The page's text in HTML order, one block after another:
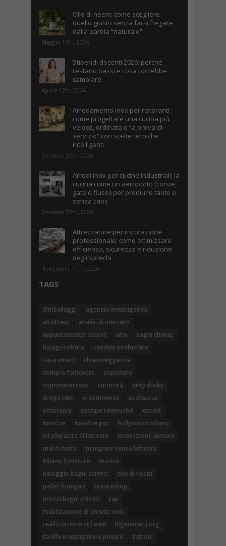
Olio di neem: come scegliere
quello giusto senza farsi fregare
dalla parola “naturale”
Maggio 15th, 2026
Stipendi docenti 2026: perché
restano bassi e cosa potrebbe
cambiare
Aprile 12th, 2026
Arredamento inox per ristoranti:
come progettare una cucina più
veloce, ordinata e “a prova di
servizio” con scelte tecniche
intelligenti
Gennaio 27th, 2026
Arredi inox per cucine industriali: la
cucina come un aeroporto (corsie,
gate e flussi) per produrre tanto e
senza caos
Gennaio 25th, 2026
Attrezzature per ristorazione
professionale: come ottimizzare
efficienza, sicurezza e riduzione
degli sprechi
Novembre 11th, 2025
TAGS
3Imballaggi
agenzia investigativa
alcol test
analisi di mercato
appuntamento escort
arte
bagni chimici
bioagricoltura
candele profumate
casa smart
chiaroveggenza
compra followers
coperture
coprimaterasso
curiosità
dirty ducks
droga test
e-commerce
ecotaurus
emicrania
energie rinnovabili
escort
finestre
finestre pvc
hollywood milano
intolleranza al lattosio
lavorazione lamiere
mal di testa
mangiare senza lattosio
Milano forniture
musica
noleggio bagni chimici
olio di neem
pallet fumigati
prestashop
prezzi bagni chimici
rap
realizzazione di un sito web
realizzazione siti web
Rigenerarti.org
tariffe investigatore privato
tettoie